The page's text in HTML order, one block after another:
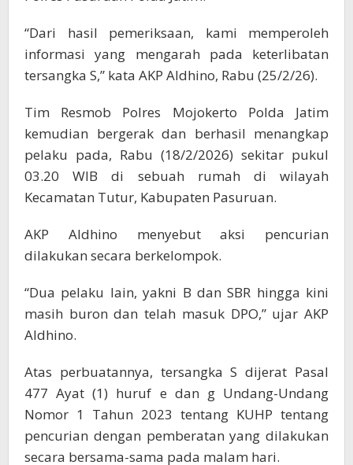
“Dari hasil pemeriksaan, kami memperoleh
informasi yang mengarah pada keterlibatan
tersangka S,” kata AKP Aldhino, Rabu (25/2/26).
Tim Resmob Polres Mojokerto Polda Jatim
kemudian bergerak dan berhasil menangkap
pelaku pada, Rabu (18/2/2026) sekitar pukul
03.20 WIB di sebuah rumah di wilayah
Kecamatan Tutur, Kabupaten Pasuruan.
AKP Aldhino menyebut aksi pencurian
dilakukan secara berkelompok.
“Dua pelaku lain, yakni B dan SBR hingga kini
masih buron dan telah masuk DPO,” ujar AKP
Aldhino.
Atas perbuatannya, tersangka S dijerat Pasal
477 Ayat (1) huruf e dan g Undang-Undang
Nomor 1 Tahun 2023 tentang KUHP tentang
pencurian dengan pemberatan yang dilakukan
secara bersama-sama pada malam hari.